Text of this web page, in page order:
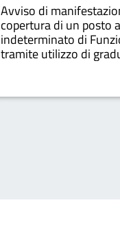
Avviso di
copertura di un posto
indeterminato di
tramite utilizzo di